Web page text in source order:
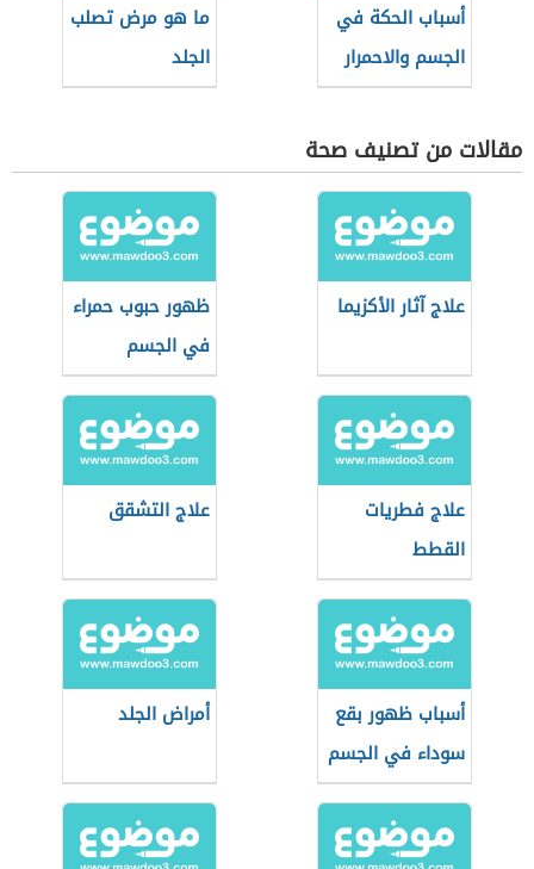
أسباب الحكة في
الجسم والاحمرار
ما هو مرض تصلب
الجلد
مقالات من تصنيف صحة
علاج آثار الأكزيما
ظهور حبوب حمراء
في الجسم
علاج فطريات
القطط
علاج التشقق
أسباب ظهور بقع
سوداء في الجسم
أمراض الجلد